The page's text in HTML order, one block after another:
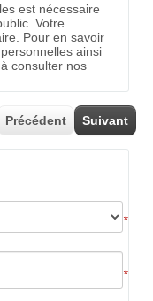
est nécessaire
Votre
Pour en savoir
ainsi
consulter nos
Suivant
Précédent
*
*